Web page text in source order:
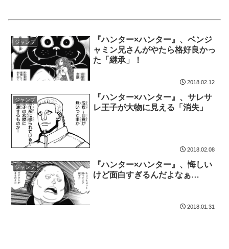
ジャンプ
『ハンター×ハンター』、ベンジ
ャミン兄さんがやたら格好良かっ
た「継承」！
2018.02.12
ジャンプ
『ハンター×ハンター』、サレサ
レ王子が大物に見える「消失」
2018.02.08
ジャンプ
『ハンター×ハンター』、悔しい
けど面白すぎるんだよなぁ…
2018.01.31